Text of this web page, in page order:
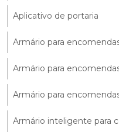
Aplicativo de portaria
Armário para
Armário para
Armário para
Armário inteligente para